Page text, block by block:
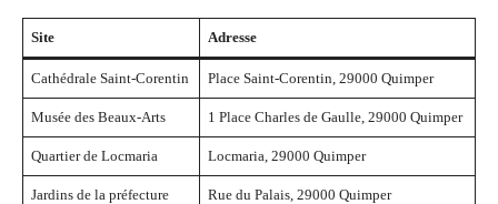
Site Adresse
Cathédrale Saint-Corentin Place Saint-Corentin, 29000 Quimper
Musée des Beaux-Arts 1 Place Charles de Gaulle, 29000 Quimper
Quartier de Locmaria Locmaria, 29000 Quimper
Jardins de la préfecture Rue du Palais, 29000 Quimper